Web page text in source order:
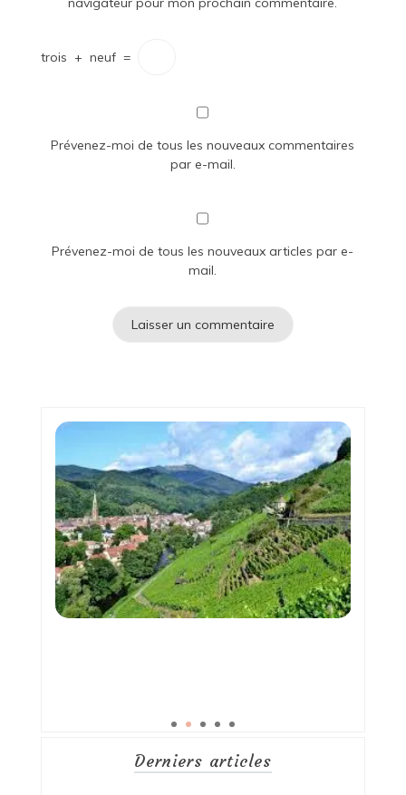
trois + neuf =
Prévenez-moi de tous les nouveaux commentaires
par e-mail.
Prévenez-moi de tous les nouveaux articles par e-
mail.
Derniers articles